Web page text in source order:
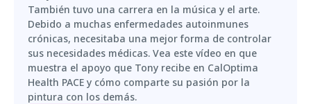
También tuvo una carrera en la música y el arte.
Debido a muchas enfermedades autoinmunes
crónicas, necesitaba una mejor forma de controlar
sus necesidades médicas. Vea este vídeo en que
muestra el apoyo que Tony recibe en CalOptima
Health PACE y cómo comparte su pasión por la
pintura con los demás.